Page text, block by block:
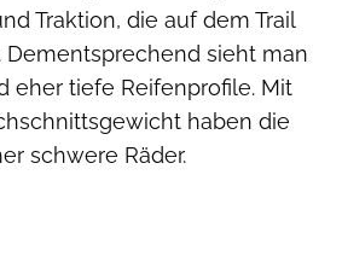
Traktion, die auf dem Trail
Dementsprechend sieht man
eher tiefe Reifenprofile. Mit
haben die
schwere Räder.